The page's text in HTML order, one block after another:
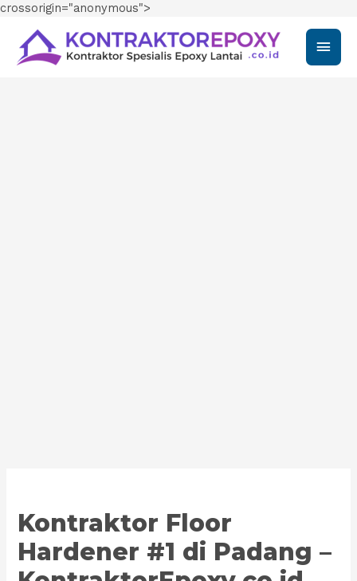
crossorigin="anonymous">
Main
Kontraktor Floor
Hardener #1 di Padang –